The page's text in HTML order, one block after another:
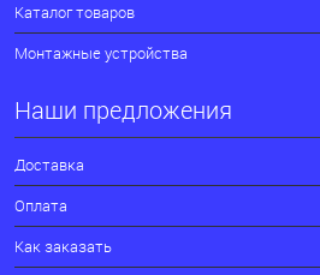
Каталог товаров
Монтажные устройства
Наши предложения
Доставка
Оплата
Как заказать